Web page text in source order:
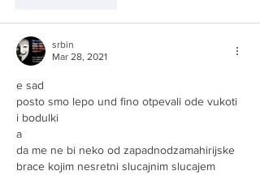
srbin
Mar 28, 2021
e sad
posto smo lepo und fino otpevali ode vukoti
i bodulki
a
da me ne bi neko od zapadnodzamahirijske
brace kojim nesretni slucajnim slucajem